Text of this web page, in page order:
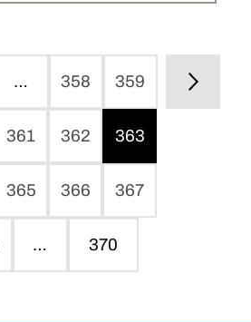
… 358 359
361 362 363
365 366 367
… 370